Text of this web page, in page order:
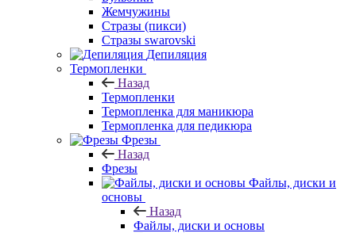
Жемчужины
Стразы (пикси)
Cтразы swarovski
Депиляция
Термопленки
Назад
Термопленки
Термопленка для маникюра
Термопленка для педикюра
Фрезы
Назад
Фрезы
Файлы, диски и
основы
Назад
Файлы, диски и основы